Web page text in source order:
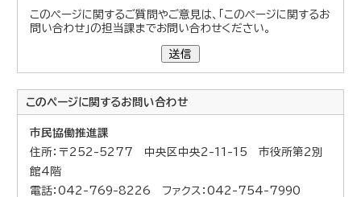
このページに関するご質問やご意見は、「このページに関するお
問い合わせ」の担当課までお問い合わせください。
送信
このページに関するお問い合わせ
市民協働推進課
住所：〒252-5277 中央区中央2-11-15 市役所第2別
館4階
電話：042-769-8226 ファクス：042-754-7990